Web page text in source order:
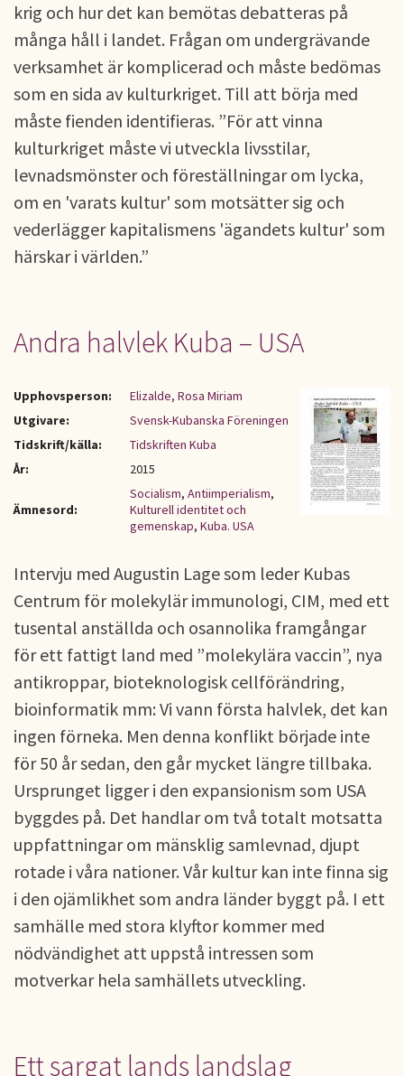
krig och hur det kan bemötas debatteras på
många håll i landet. Frågan om undergrävande
verksamhet är komplicerad och måste bedömas
som en sida av kulturkriget. Till att börja med
måste fienden identifieras. ”För att vinna
kulturkriget måste vi utveckla livsstilar,
levnadsmönster och föreställningar om lycka,
om en 'varats kultur' som motsätter sig och
vederlägger kapitalismens 'ägandets kultur' som
härskar i världen.”
Andra halvlek Kuba – USA
Upphovsperson:
Elizalde, Rosa Miriam
Utgivare:
Svensk-Kubanska Föreningen
Tidskrift/källa:
Tidskriften Kuba
År:
2015
Ämnesord:
Socialism, Antiimperialism,
Kulturell identitet och
gemenskap, Kuba. USA
Intervju med Augustin Lage som leder Kubas
Centrum för molekylär immunologi, CIM, med ett
tusental anställda och osannolika framgångar
för ett fattigt land med ”molekylära vaccin”, nya
antikroppar, bioteknologisk cellförändring,
bioinformatik mm: Vi vann första halvlek, det kan
ingen förneka. Men denna konflikt började inte
för 50 år sedan, den går mycket längre tillbaka.
Ursprunget ligger i den expansionism som USA
byggdes på. Det handlar om två totalt motsatta
uppfattningar om mänsklig samlevnad, djupt
rotade i våra nationer. Vår kultur kan inte finna sig
i den ojämlikhet som andra länder byggt på. I ett
samhälle med stora klyftor kommer med
nödvändighet att uppstå intressen som
motverkar hela samhällets utveckling.
Ett sargat lands landslag